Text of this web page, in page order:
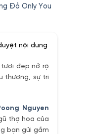
Đỏ Only You
hiện
đẹp nở rộ
thương, sự tri
Nguyen
thợ hoa của
bạn gửi gắm
nội dung